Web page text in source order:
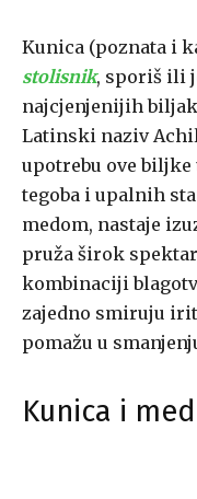
Kunica (poznata i
stolisnik, sporiš ili
najcjenjenijih
Latinski naziv
upotrebu ove
tegoba i upalnih
medom, nastaje
pruža širok
kombinaciji
zajedno smiruju
pomažu u
Kunica i